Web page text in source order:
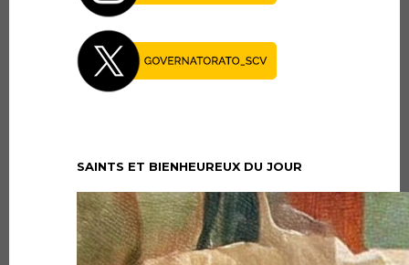
SAINTS ET BIENHEUREUX DU JOUR